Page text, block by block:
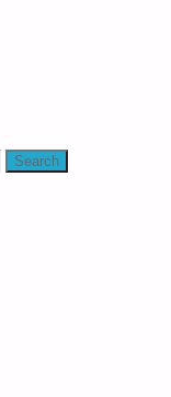
Search